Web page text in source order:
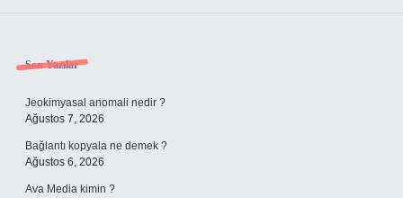
Sidebar
Son Yazılar
Jeokimyasal anomali nedir ?
Ağustos 7, 2026
Bağlantı kopyala ne demek ?
Ağustos 6, 2026
Ava Media kimin ?